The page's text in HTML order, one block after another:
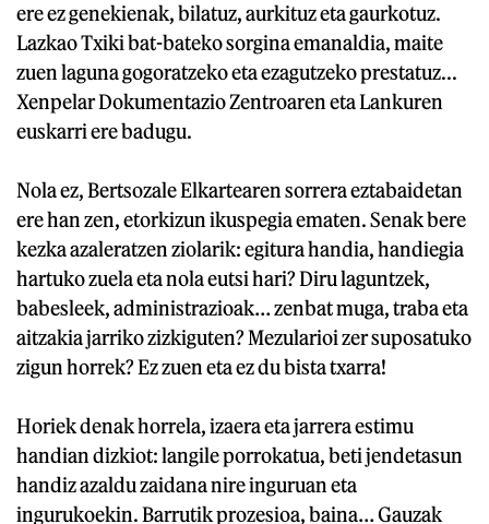
ere ez genekienak, bilatuz, aurkituz eta gaurkotuz.
Lazkao Txiki bat-bateko sorgina emanaldia, maite
zuen laguna gogoratzeko eta ezagutzeko prestatuz...
Xenpelar Dokumentazio Zentroaren eta Lankuren
euskarri ere badugu.
Nola ez, Bertsozale Elkartearen sorrera eztabaidetan
ere han zen, etorkizun ikuspegia ematen. Senak bere
kezka azaleratzen ziolarik: egitura handia, handiegia
hartuko zuela eta nola eutsi hari? Diru laguntzek,
babesleek, administrazioak… zenbat muga, traba eta
aitzakia jarriko zizkiguten? Mezularioi zer suposatuko
zigun horrek? Ez zuen eta ez du bista txarra!
Horiek denak horrela, izaera eta jarrera estimu
handian dizkiot: langile porrokatua, beti jendetasun
handiz azaldu zaidana nire inguruan eta
ingurukoekin. Barrutik prozesioa, baina… Gauzak